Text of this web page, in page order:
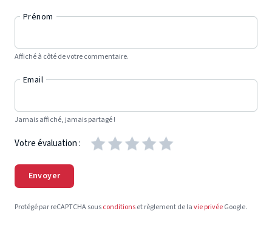
Prénom
Affiché à côté de votre commentaire.
Email
Jamais affiché, jamais partagé !
Votre évaluation :
Envoyer
Protégé par reCAPTCHA sousconditionset règlement de lavie privéeGoogle.